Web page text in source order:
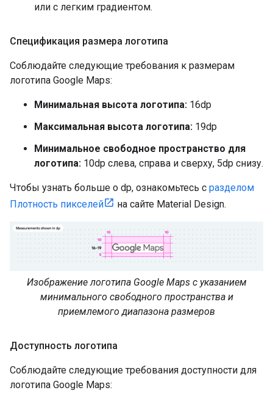
или с легким градиентом.
Спецификация размера логотипа
Соблюдайте следующие требования к размерам
логотипа Google Maps:
Минимальная высота логотипа: 16dp
Максимальная высота логотипа: 19dp
Минимальное свободное пространство для
логотипа: 10dp слева, справа и сверху, 5dp снизу.
Чтобы узнать больше о dp, ознакомьтесь с разделом
Плотность пикселей
на сайте Material Design.
Изображение логотипа Google Maps с указанием
минимального свободного пространства и
приемлемого диапазона размеров
Доступность логотипа
Соблюдайте следующие требования доступности для
логотипа Google Maps: